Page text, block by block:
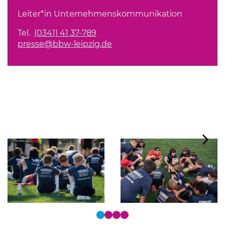
Leiter*in Unternehmenskommunikation
Tel. (0341) 41 37-789
presse@bbw-leipzig.de